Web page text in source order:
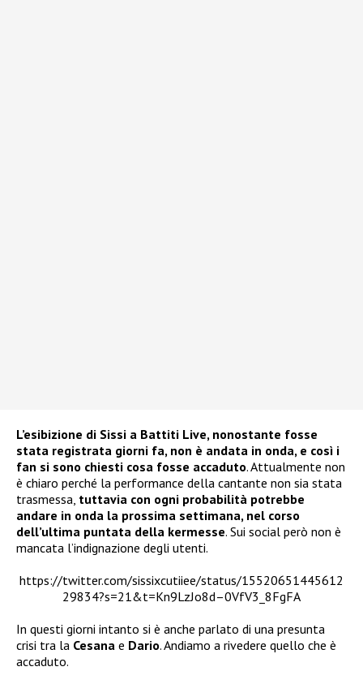
L’esibizione di Sissi a Battiti Live, nonostante fosse
stata registrata giorni fa, non è andata in onda, e così i
fan si sono chiesti cosa fosse accaduto. Attualmente non
è chiaro perché la performance della cantante non sia stata
trasmessa, tuttavia con ogni probabilità potrebbe
andare in onda la prossima settimana, nel corso
dell’ultima puntata della kermesse. Sui social però non è
mancata l’indignazione degli utenti.
https://twitter.com/sissixcutiiee/status/15520651445612
29834?s=21&t=Kn9LzJo8d–0VfV3_8FgFA
In questi giorni intanto si è anche parlato di una presunta
crisi tra la Cesana e Dario. Andiamo a rivedere quello che è
accaduto.